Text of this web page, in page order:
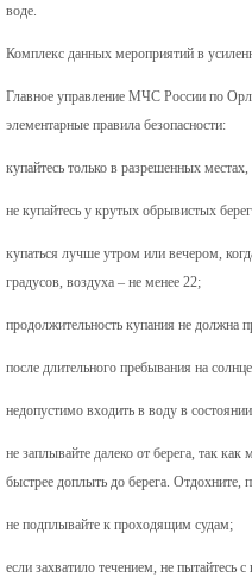
воде.
Комплекс данных мероприятий в
Главное управление МЧС России по
элементарные правила безопасности:
купайтесь только в разрешенных
не купайтесь у крутых обрывистых
купаться лучше утром или вечером,
градусов, воздуха – не менее 22;
продолжительность купания не должна
после длительного пребывания на
недопустимо входить в воду в
не заплывайте далеко от берега, так
быстрее доплыть до берега. Отдохните,
не подплывайте к проходящим судам;
если захватило течением, не пытайтесь